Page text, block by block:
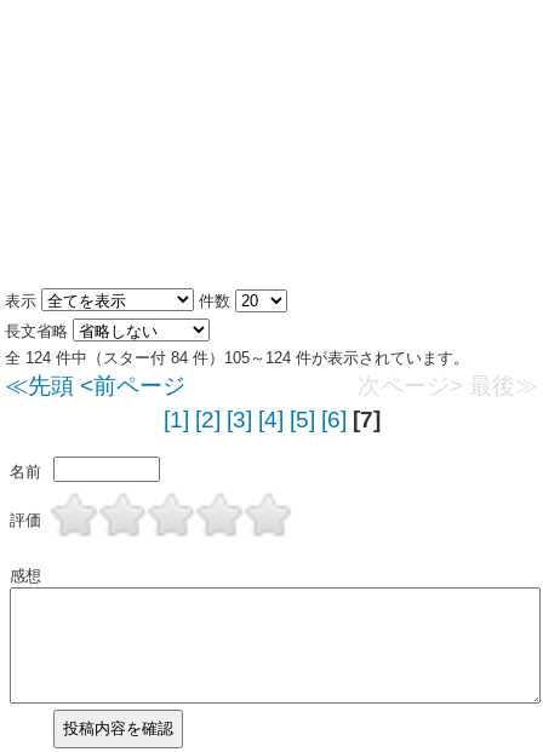
表示
件数
長文省略
全 124 件中（スター付 84 件）105～124 件が表示されています。
≪先頭 <前ページ 次ページ> 最後≫
[1] [2] [3] [4] [5] [6] [7]
名前
評価
感想